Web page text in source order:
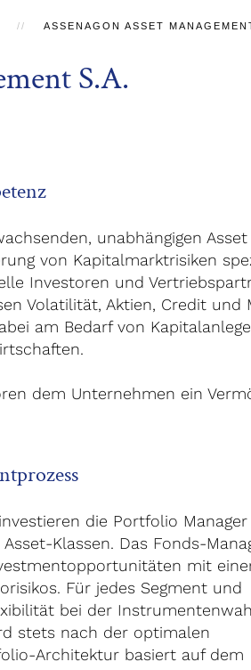
ASSENAGON ASSET
S.A.
unabhängigen Asset
von Kapitalmarktrisiken
Investoren und
Volatilität, Aktien, Credit und
am Bedarf von
dem Unternehmen ein
die Portfolio Manager
Klassen. Das Fonds-
mit
Für jedes Segment und
bei der
stets nach der optimalen
Architektur basiert auf dem